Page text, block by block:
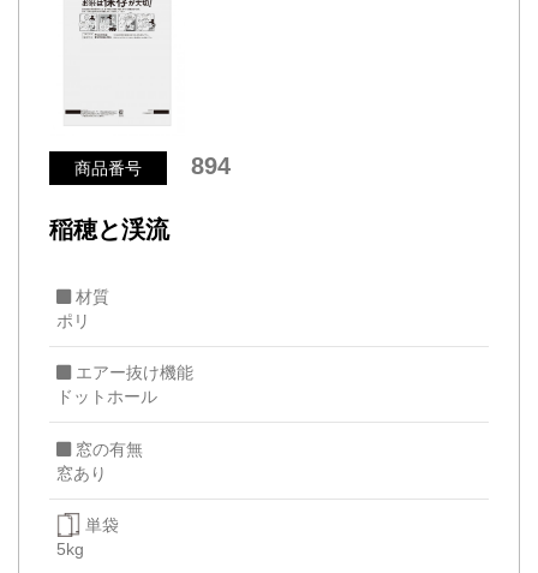
商品番号 894
稲穂と渓流
材質
ポリ
エアー抜け機能
ドットホール
窓の有無
窓あり
単袋
5kg